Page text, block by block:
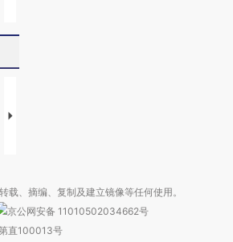
【推广】走进第四届链博
、摘编、复制及建立镜像等任何使用。
京公网安备 11010502034662号
直100013号